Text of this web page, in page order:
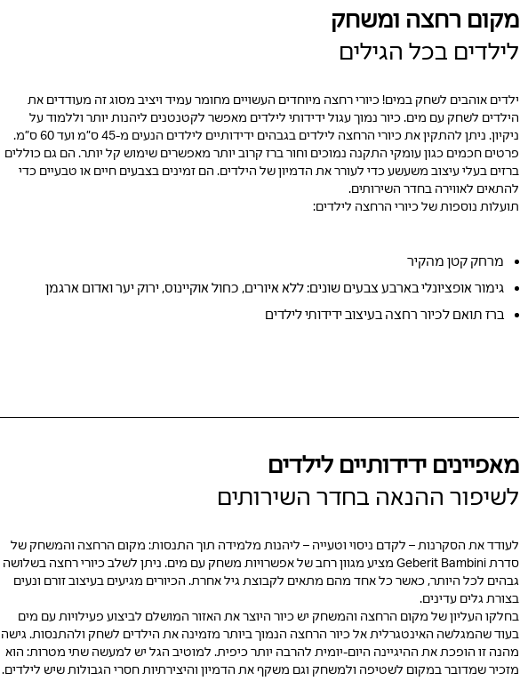
מקום רחצה ומשחק
לילדים בכל הגילים
ילדים אוהבים לשחק במים! כיורי רחצה מיוחדים העשויים מחומר עמיד ויציב מסוג זה מעודדים את
הילדים לשחק עם מים. כיור נמוך עגול ידידותי לילדים מאפשר לקטנטנים ליהנות יותר וללמוד על
ניקיון. ניתן להתקין את כיורי הרחצה לילדים בגבהים ידידותיים לילדים הנעים מ-45 ס”מ ועד 60 ס”מ.
פרטים חכמים כגון עומקי התקנה נמוכים וחור ברז קרוב יותר מאפשרים שימוש קל יותר. הם גם כוללים
ברזים בעלי עיצוב משעשע כדי לעורר את הדמיון של הילדים. הם זמינים בצבעים חיים או טבעיים כדי
להתאים לאווירה בחדר השירותים.
תועלות נוספות של כיורי הרחצה לילדים:
מרחק קטן מהקיר
גימור אופציונלי בארבע צבעים שונים: ללא איורים, כחול אוקיינוס, ירוק יער ואדום ארגמן
ברז תואם לכיור רחצה בעיצוב ידידותי לילדים
מאפיינים ידידותיים לילדים
לשיפור ההנאה בחדר השירותים
לעודד את הסקרנות – לקדם ניסוי וטעייה – ליהנות מלמידה תוך התנסות: מקום הרחצה והמשחק של
סדרת Geberit Bambini מציע מגוון רחב של אפשרויות משחק עם מים. ניתן לשלב כיורי רחצה בשלושה
גבהים לכל היותר, כאשר כל אחד מהם מתאים לקבוצת גיל אחרת. הכיורים מגיעים בעיצוב זורם ונעים
בצורת גלים עדינים.
בחלקו העליון של מקום הרחצה והמשחק יש כיור היוצר את האזור המושלם לביצוע פעילויות עם מים
בעוד שהמגלשה האינטגרלית אל כיור הרחצה הנמוך ביותר מזמינה את הילדים לשחק ולהתנסות. גישה
מהנה זו הופכת את ההיגיינה היום-יומית להרבה יותר כיפית. למוטיב הגל יש למעשה שתי מטרות: הוא
מזכיר שמדובר במקום לשטיפה ולמשחק וגם משקף את הדמיון והיצירתיות חסרי הגבולות שיש לילדים.